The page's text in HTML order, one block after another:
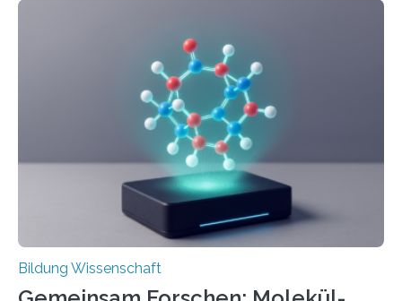
Erfindungen entstehen besonders dann, wenn
Wissenskategorien verschwimmen. Das zeigt neue
Forschung von Gianluca Carnabuci, Professor of
Organizational Behavior an der ESMT Berlin, und
Balázs Kovács, Professor an der Yale School of
Management. Die Forscher kommen zu dem Schluss,
dass Patente…
Bildung Wissenschaft